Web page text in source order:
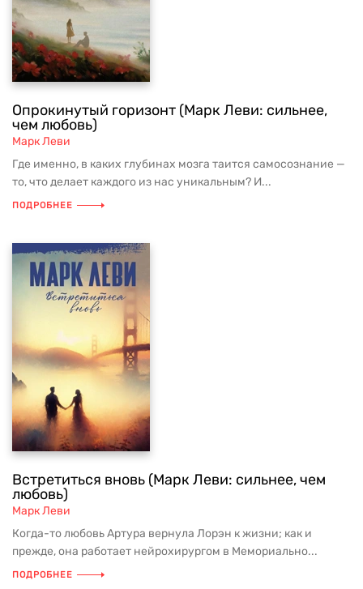
Опрокинутый горизонт (Марк Леви: сильнее,
чем любовь)
Марк Леви
Где именно, в каких глубинах мозга таится самосознание —
то, что делает каждого из нас уникальным? И...
ПОДРОБНЕЕ
Встретиться вновь (Марк Леви: сильнее, чем
любовь)
Марк Леви
Когда-то любовь Артура вернула Лорэн к жизни; как и
прежде, она работает нейрохирургом в Мемориально...
ПОДРОБНЕЕ